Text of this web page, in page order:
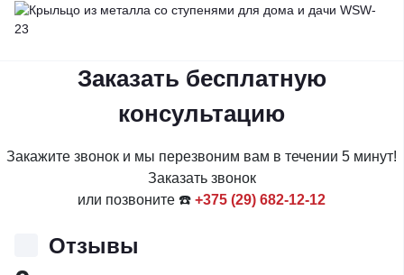
Заказать бесплатную
консультацию
Закажите звонок и мы перезвоним вам в течении 5 минут!
Заказать звонок
или позвоните ☎️ +375 (29) 682-12-12
Отзывы